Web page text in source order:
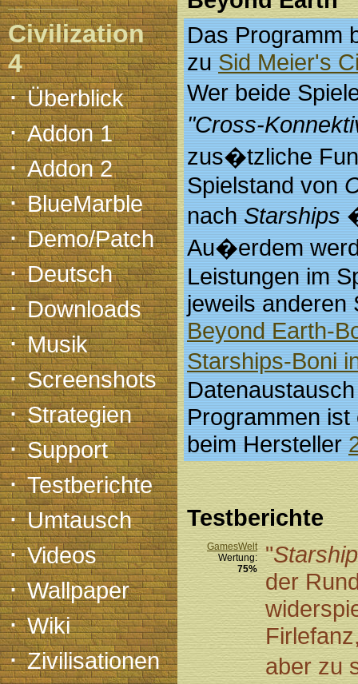
Civilization
4
·Überblick
·Addon 1
·Addon 2
·BlueMarble
·Demo/Patch
·Deutsch
·Downloads
·Musik
·Screenshots
·Strategien
·Support
·Testberichte
·Umtausch
·Videos
·Wallpaper
·Wiki
·Zivilisationen
Das Programm
zuSid Meier's
Wer beide
"Cross-
zus�tzliche
Spielstand von
nachStarships
Au�erdem
Leistungen im
jeweils anderen
Beyond Earth-
Starships-Boni
Programmen
beim Hersteller
Testberichte
GamesWelt
Wertung:
75%
"
der
aber zu